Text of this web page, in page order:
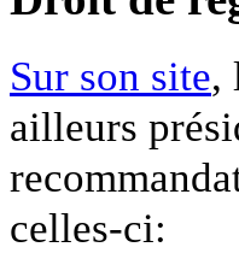
Sur son site,
ailleurs
celles-ci: